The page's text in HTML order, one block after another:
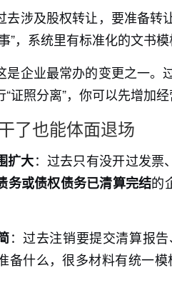
去涉及股权转让，要准备
”，系统里有标准化的文书
是企业最常办的变更之一
证照分离”，你可以先增加
了也能体面退场
扩大：过去只有没开过发
务或债权债务已清算完结的
：过去注销要提交清算报
备什么，很多材料有统一